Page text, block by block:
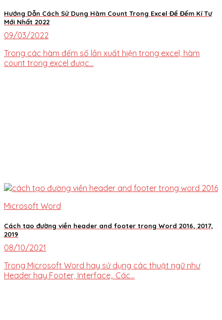
Hướng Dẫn Cách Sử Dụng Hàm Count Trong Excel Để Đếm Kí Tự
Mới Nhất 2022
09/03/2022
Trong các hàm đếm số lần xuất hiện trong excel, hàm
count trong excel được...
Microsoft Word
Cách tạo đường viền header and footer trong Word 2016, 2017,
2019
08/10/2021
Trong Microsoft Word hay sử dụng các thuật ngữ như
Header hay Footer, Interface,. Các...